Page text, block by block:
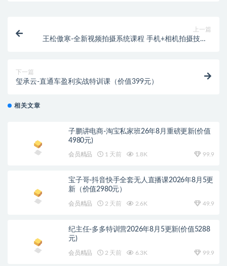
上一篇
王松傲寒-全新视频拍摄系统课程 手机+相机拍摄技巧0
下一篇
玺承云-直通车盈利实战特训课（价值399元）
相关文章
子鹏讲电商-淘宝私家班26年8月重磅更新(价值
4980元)
会员精品 1 天前 1.8K 99.9
宝子哥-抖音快手全套无人直播课2026年8月5更
新（价值2980元）
会员精品 2 天前 2.6K 49.9
纪主任-多多特训营2026年8月5更新(价值5288
元)
会员精品 2 天前 6.3K 99.9